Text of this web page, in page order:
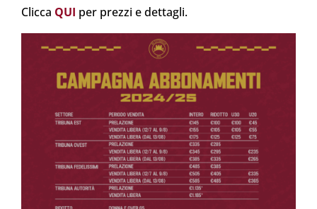
Clicca QUI per prezzi e dettagli.